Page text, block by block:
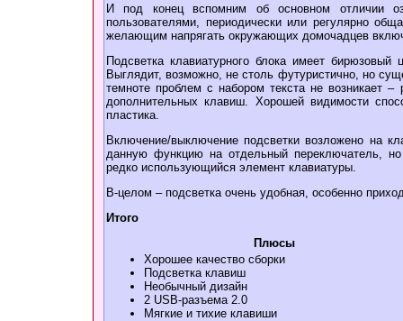
И под конец вспомним об основном отличии
пользователями, периодически или регулярно
желающим напрягать окружающих домочадцев
Подсветка клавиатурного блока имеет
Выглядит, возможно, не столь футуристично, но
темноте проблем с набором текста не возникает
дополнительных клавиш. Хорошей видимости
пластика.
Включение/выключение подсветки возложено на
данную функцию на отдельный переключатель, но
редко использующийся элемент клавиатуры.
В-целом – подсветка очень удобная, особенно
Итого
Плюсы
Хорошее качество сборки
Подсветка клавиш
Необычный дизайн
2 USB-разъема 2.0
Мягкие и тихие клавиши